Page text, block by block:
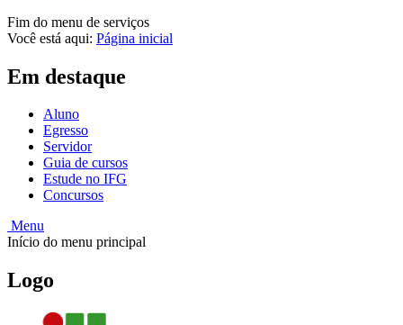
Fim do menu de serviços
Você está aqui: Página inicial
Em destaque
Aluno
Egresso
Servidor
Guia de cursos
Estude no IFG
Concursos
Menu
Início do menu principal
Logo